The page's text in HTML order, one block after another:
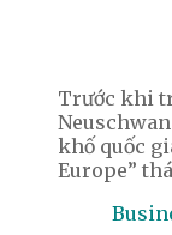
Trước khi
khố quốc
Europe”